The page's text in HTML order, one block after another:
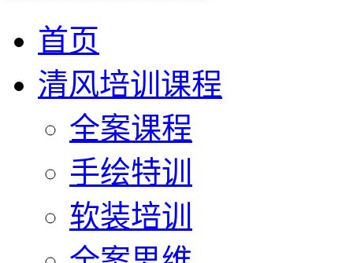
首页
清风培训课程
全案课程
手绘特训
软装培训